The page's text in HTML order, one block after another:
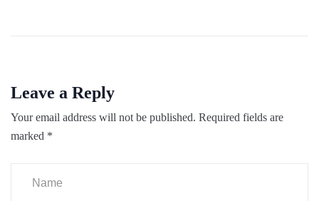
Leave a Reply
Your email address will not be published. Required fields are
marked *